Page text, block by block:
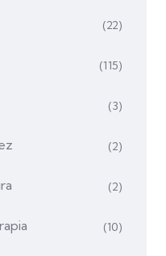
(22)
(115)
(3)
(2)
(2)
(10)